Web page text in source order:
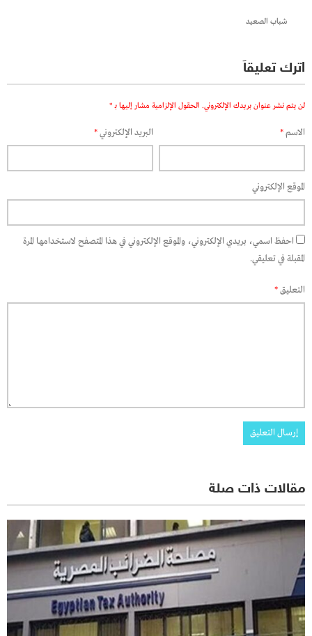
شباب الصعيد
اترك تعليقاً
لن يتم نشر عنوان بريدك الإلكتروني. الحقول الإلزامية مشار إليها بـ *
الاسم* البريد الإلكتروني*
الموقع الإلكتروني
احفظ اسمي، بريدي الإلكتروني، والموقع الإلكتروني في هذا المتصفح لاستخدامها المرة
المقبلة في تعليقي.
التعليق*
مقالات ذات صلة